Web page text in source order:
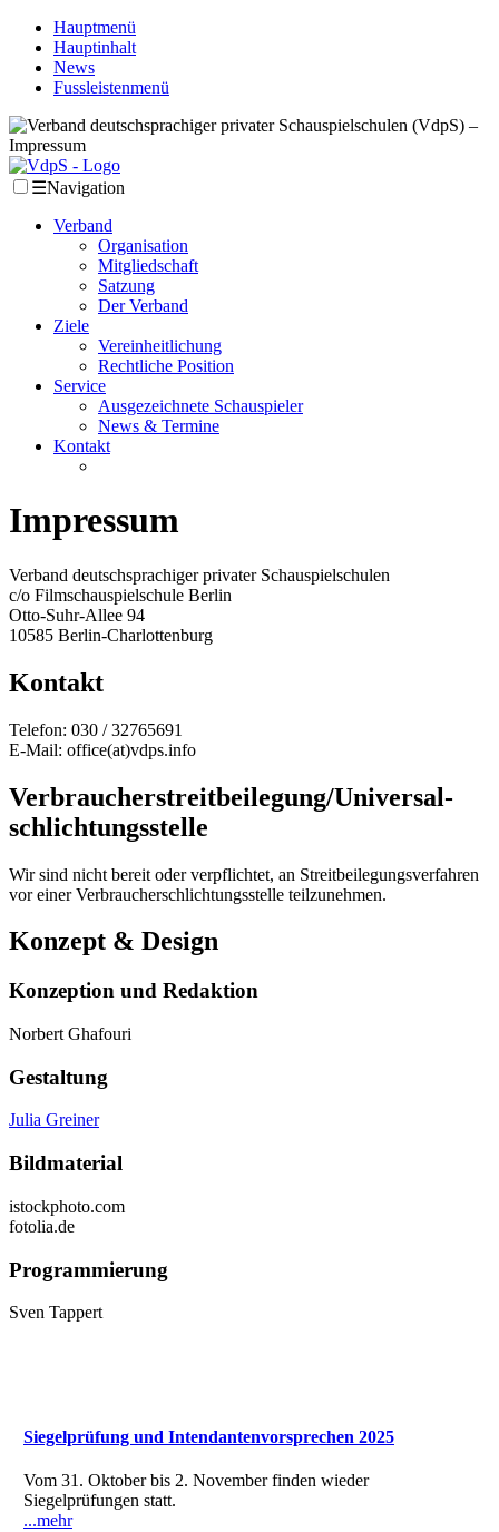
Hauptmenü
Hauptinhalt
News
Fussleistenmenü
☰Navigation
Verband
Organisation
Mitgliedschaft
Satzung
Der Verband
Ziele
Vereinheitlichung
Rechtliche Position
Service
Ausgezeichnete Schauspieler
News & Termine
Kontakt
Impressum
Verband deutschsprachiger privater Schauspielschulen
c/o Filmschauspielschule Berlin
Otto-Suhr-Allee 94
10585 Berlin-Charlottenburg
Kontakt
Telefon: 030 / 32765691
E-Mail: office(at)vdps.info
Verbraucher­streit­beilegung/Universal­
schlichtungs­stelle
Wir sind nicht bereit oder verpflichtet, an Streitbeilegungsverfahren
vor einer Verbraucherschlichtungsstelle teilzunehmen.
Konzept & Design
Konzeption und Redaktion
Norbert Ghafouri
Gestaltung
Julia Greiner
Bildmaterial
istockphoto.com
fotolia.de
Programmierung
Sven Tappert
Siegelprüfung und Intendantenvorsprechen 2025
Vom 31. Oktober bis 2. November finden wieder
Siegelprüfungen statt.
...mehr